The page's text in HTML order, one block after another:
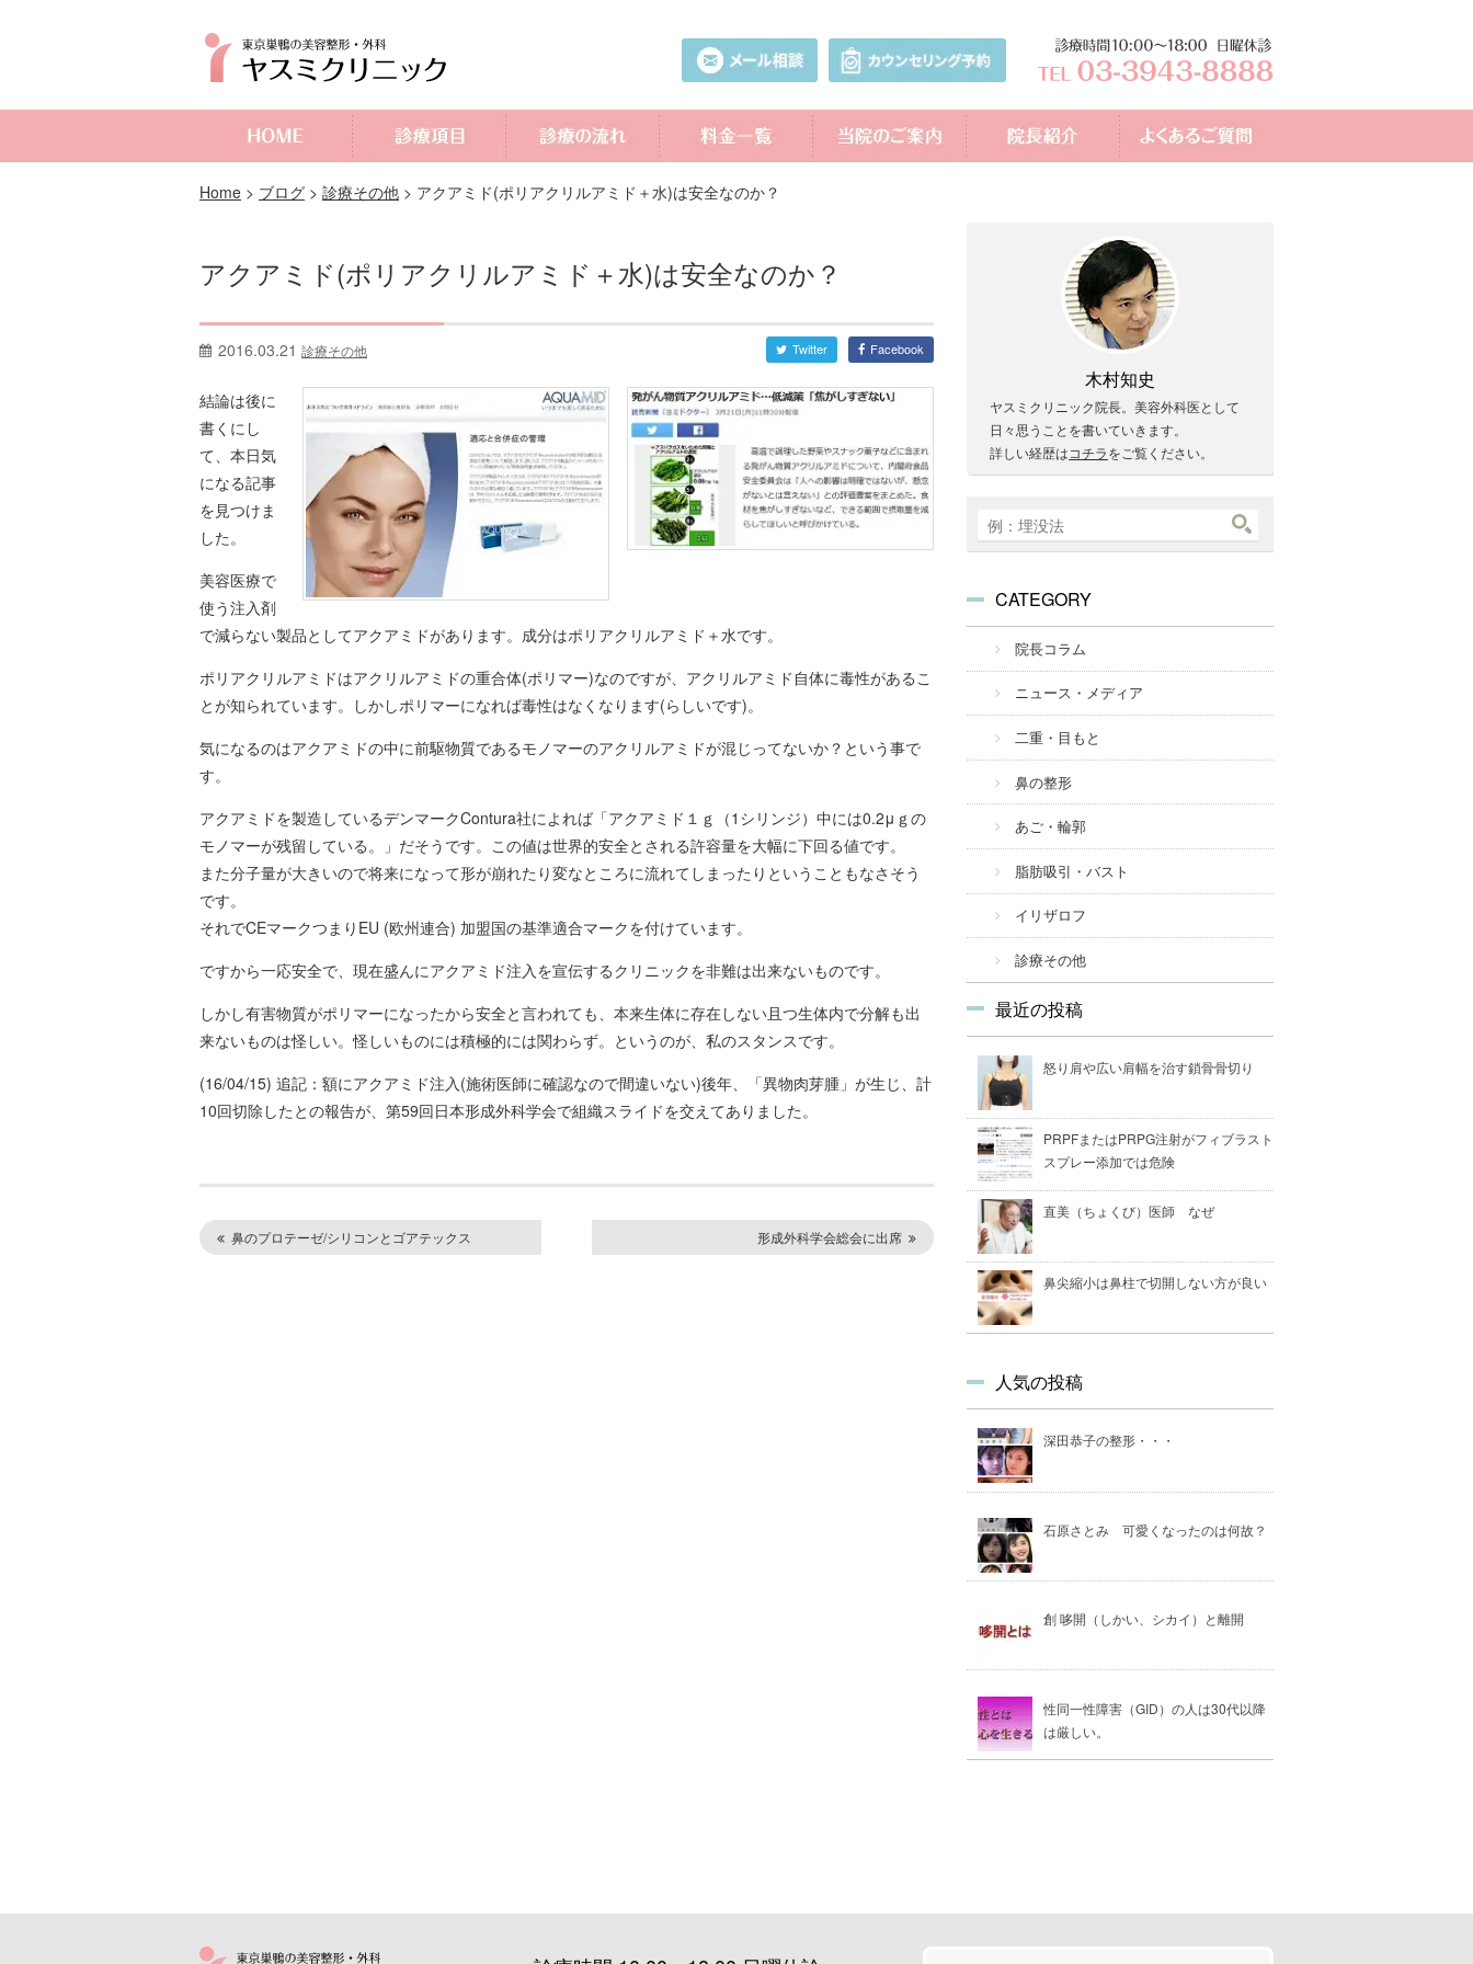
Home > ブログ > 診療その他 > アクアミド(ポリアクリルアミド＋水)は安全なのか？
アクアミド(ポリアクリルアミド＋水)は安全なのか？
2016.03.21 診療その他 Twitter Facebook
結論は後に
書くにし
て、本日気
になる記事
を見つけま
した。
美容医療で
使う注入剤
で減らない製品としてアクアミドがあります。成分はポリアクリルアミド＋水です。
ポリアクリルアミドはアクリルアミドの重合体(ポリマー)なのですが、アクリルアミド自体に毒性があるこ
とが知られています。しかしポリマーになれば毒性はなくなります(らしいです)。
気になるのはアクアミドの中に前駆物質であるモノマーのアクリルアミドが混じってないか？という事で
す。
アクアミドを製造しているデンマークContura社によれば「アクアミド１ｇ（1シリンジ）中には0.2μｇの
モノマーが残留している。」だそうです。この値は世界的安全とされる許容量を大幅に下回る値です。
また分子量が大きいので将来になって形が崩れたり変なところに流れてしまったりということもなさそう
です。
それでCEマークつまりEU (欧州連合) 加盟国の基準適合マークを付けています。
ですから一応安全で、現在盛んにアクアミド注入を宣伝するクリニックを非難は出来ないものです。
しかし有害物質がポリマーになったから安全と言われても、本来生体に存在しない且つ生体内で分解も出
来ないものは怪しい。怪しいものには積極的には関わらず。というのが、私のスタンスです。
(16/04/15) 追記：額にアクアミド注入(施術医師に確認なので間違いない)後年、「異物肉芽腫」が生じ、計
10回切除したとの報告が、第59回日本形成外科学会で組織スライドを交えてありました。
鼻のプロテーゼ/シリコンとゴアテックス 形成外科学会総会に出席
木村知史
ヤスミクリニック院長。美容外科医として
日々思うことを書いていきます。
詳しい経歴はコチラをご覧ください。
CATEGORY
院長コラム
ニュース・メディア
二重・目もと
鼻の整形
あご・輪郭
脂肪吸引・バスト
イリザロフ
診療その他
最近の投稿
怒り肩や広い肩幅を治す鎖骨骨切り
PRPFまたはPRPG注射がフィブラスト
スプレー添加では危険
直美（ちょくび）医師 なぜ
鼻尖縮小は鼻柱で切開しない方が良い
人気の投稿
深田恭子の整形・・・
石原さとみ 可愛くなったのは何故？
創 哆開（しかい、シカイ）と離開
性同一性障害（GID）の人は30代以降
は厳しい。